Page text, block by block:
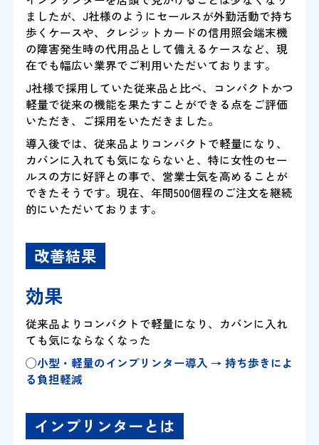
ましたが、J社様のようにセールスが外勤活動で持ち
歩くケースや、クレジットカードの信用照会端末機
の障害発生時の代用品として備えるケースなど、現
在でも幅広い業界でご利用いただいております。
J社様で採用していた従来品と比べ、コンパクトかつ
軽量で従来の機能を果たすことができる点をご評価
いただき、ご採用をいただきました。
導入後では、従来品よりコンパクトで軽量になり、
カバンに入れても気にならないと、特に女性のセー
ルスの方に好評との事で、営業士気を高めることが
できたそうです。現在、年間500個程のご注文を継続
的にいただいております。
改善結果
効果
従来品よりコンパクトで軽量になり、カバンに入れ
ても気にならなくなった
◯小型・軽量のインプリンター導入 → 持ち歩きによ
る負担軽減
インプリンターとは